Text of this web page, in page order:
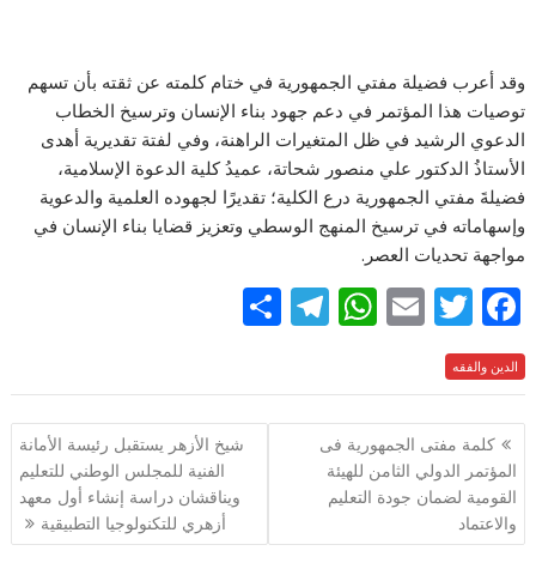
وقد أعرب فضيلة مفتي الجمهورية في ختام كلمته عن ثقته بأن تسهم
توصيات هذا المؤتمر في دعم جهود بناء الإنسان وترسيخ الخطاب
الدعوي الرشيد في ظل المتغيرات الراهنة، وفي لفتة تقديرية أهدى
الأستاذُ الدكتور علي منصور شحاتة، عميدُ كلية الدعوة الإسلامية،
فضيلةَ مفتي الجمهورية درع الكلية؛ تقديرًا لجهوده العلمية والدعوية
وإسهاماته في ترسيخ المنهج الوسطي وتعزيز قضايا بناء الإنسان في
مواجهة تحديات العصر.
F
ac
e
b
o
o
k
T
itt
er
E
ai
l
W
at
s
A
p
p
T
e
gr
ar
e
الدين والفقه
تصفّح
المقالات
كلمة مفتى الجمهورية فى
المؤتمر الدولي الثامن للهيئة
القومية لضمان جودة التعليم
والاعتماد
شيخ الأزهر يستقبل رئيسة الأمانة
الفنية للمجلس الوطني للتعليم
ويناقشان دراسة إنشاء أول معهد
أزهري للتكنولوجيا التطبيقية